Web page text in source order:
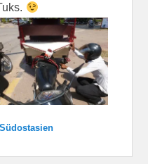
Südostasien